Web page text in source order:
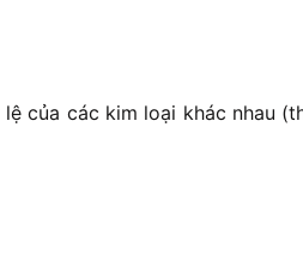
của các kim loại khác nhau